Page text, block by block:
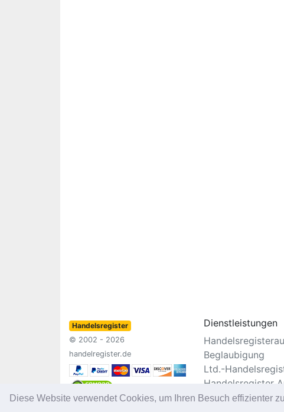
Diese Website verwendet Cookies, um Ihren Besuch effizienter
Handelsregister
© 2002 - 2026
handelregister.de
Dienstleistungen
Beglaubigung
Ltd.-
Handelsregister
Vereinsregister